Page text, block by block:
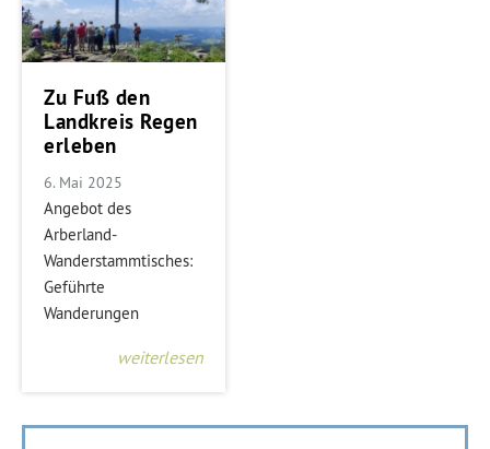
Zu Fuß den
Landkreis Regen
erleben
6. Mai 2025
Angebot des
Arberland-
Wanderstammtisches:
Geführte
Wanderungen
weiterlesen